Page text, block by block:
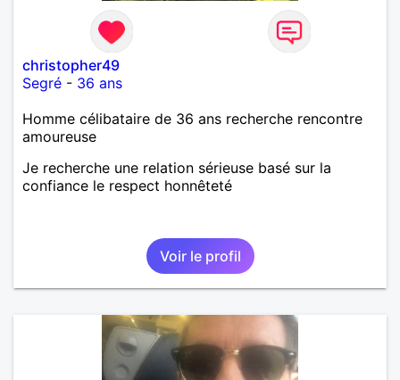
christopher49
Segré - 36 ans
Homme célibataire de 36 ans recherche rencontre
amoureuse
Je recherche une relation sérieuse basé sur la
confiance le respect honnêteté
Voir le profil